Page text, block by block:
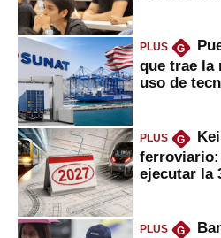
PLUS G
que trae la
uso de
PLUS G
ferroviario:
ejecutar la
PLUS G